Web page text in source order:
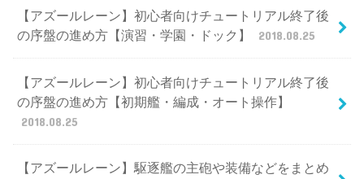
【アズールレーン】初心者向けチュートリアル終了後
の序盤の進め方【演習・学園・ドック】
2018.08.25
【アズールレーン】初心者向けチュートリアル終了後
の序盤の進め方【初期艦・編成・オート操作】
2018.08.25
【アズールレーン】駆逐艦の主砲や装備などをまとめ